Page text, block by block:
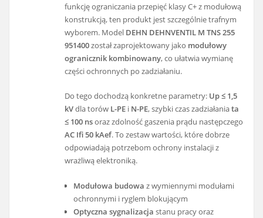
funkcję ograniczania przepięć klasy C+ z modułową
konstrukcją, ten produkt jest szczególnie trafnym
wyborem. Model DEHN DEHNVENTIL M TNS 255
951400został zaprojektowany jako modułowy
ogranicznik kombinowany, co ułatwia wymianę
części ochronnych po zadziałaniu.
Do tego dochodzą konkretne parametry: Up ≤ 1,5
kVdla torów L-PE i N-PE, szybki czas zadziałaniata
≤ 100 nsoraz zdolność gaszenia prądu następczego
AC Ifi 50 kAef. To zestaw wartości, które dobrze
odpowiadają potrzebom ochrony instalacji z
wrażliwą elektroniką.
Modułowa budowa z wymiennymi modułami
ochronnymi i ryglem blokującym
Optyczna sygnalizacja stanu pracy oraz